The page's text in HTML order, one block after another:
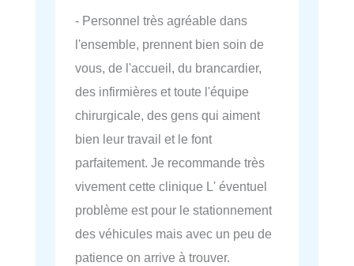
- Personnel très agréable dans
l'ensemble, prennent bien soin de
vous, de l'accueil, du brancardier,
des infirmières et toute l'équipe
chirurgicale, des gens qui aiment
bien leur travail et le font
parfaitement. Je recommande très
vivement cette clinique L' éventuel
problème est pour le stationnement
des véhicules mais avec un peu de
patience on arrive à trouver.